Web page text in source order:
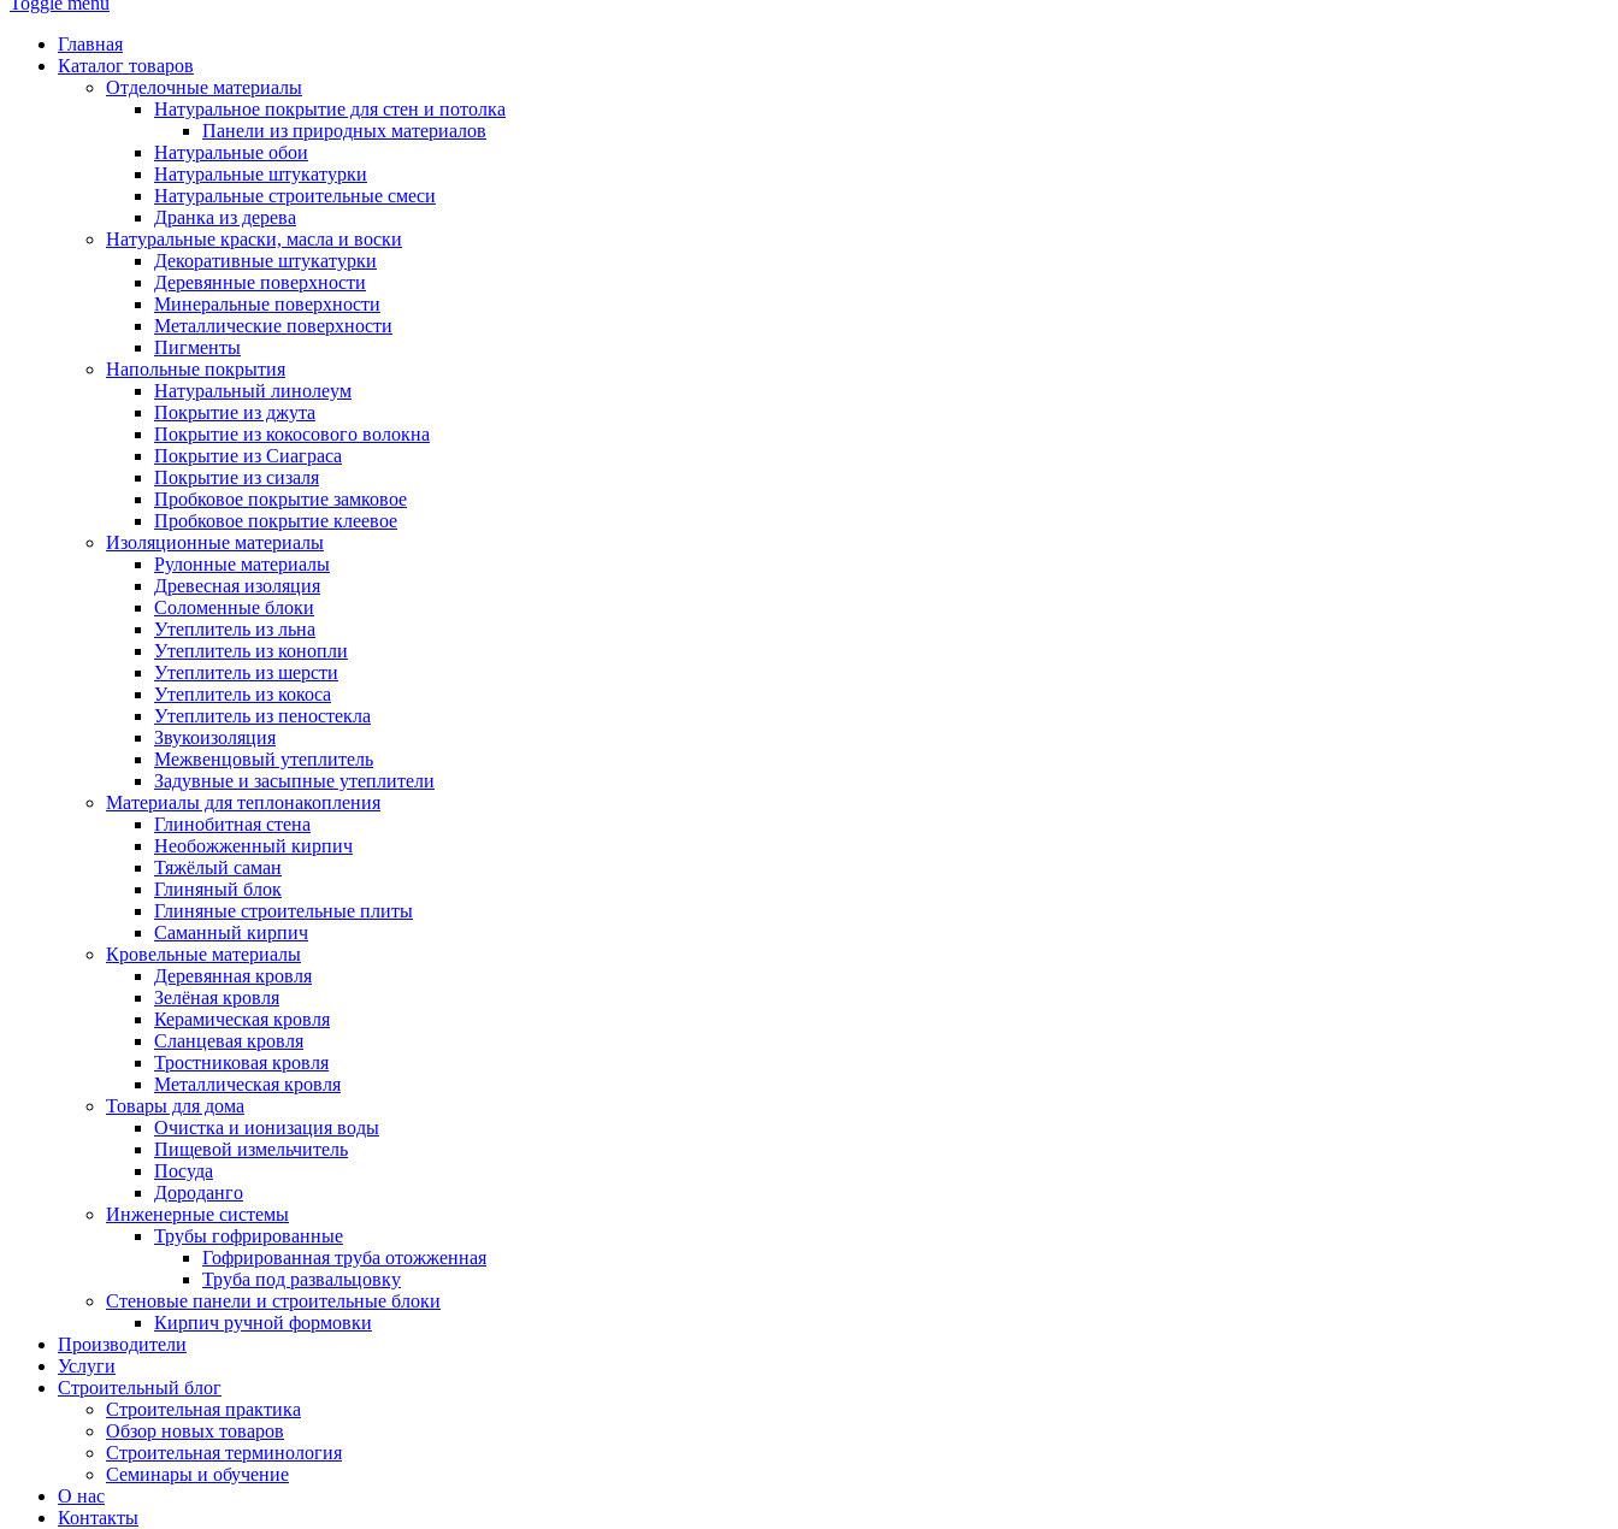
Главная
Каталог товаров
Отделочные материалы
Натуральное покрытие для стен и потолка
Панели из природных материалов
Натуральные обои
Натуральные штукатурки
Натуральные строительные смеси
Дранка из дерева
Натуральные краски, масла и воски
Декоративные штукатурки
Деревянные поверхности
Минеральные поверхности
Металлические поверхности
Пигменты
Напольные покрытия
Натуральный линолеум
Покрытие из джута
Покрытие из кокосового волокна
Покрытие из Сиаграса
Покрытие из сизаля
Пробковое покрытие замковое
Пробковое покрытие клеевое
Изоляционные материалы
Рулонные материалы
Древесная изоляция
Соломенные блоки
Утеплитель из льна
Утеплитель из конопли
Утеплитель из шерсти
Утеплитель из кокоса
Утеплитель из пеностекла
Звукоизоляция
Межвенцовый утеплитель
Задувные и засыпные утеплители
Материалы для теплонакопления
Глинобитная стена
Необожженный кирпич
Тяжёлый саман
Глиняный блок
Глиняные строительные плиты
Саманный кирпич
Кровельные материалы
Деревянная кровля
Зелёная кровля
Керамическая кровля
Сланцевая кровля
Тростниковая кровля
Металлическая кровля
Товары для дома
Очистка и ионизация воды
Пищевой измельчитель
Посуда
Дороданго
Инженерные системы
Трубы гофрированные
Гофрированная труба отожженная
Труба под развальцовку
Стеновые панели и строительные блоки
Кирпич ручной формовки
Производители
Услуги
Строительный блог
Строительная практика
Обзор новых товаров
Строительная терминология
Семинары и обучение
О нас
Контакты